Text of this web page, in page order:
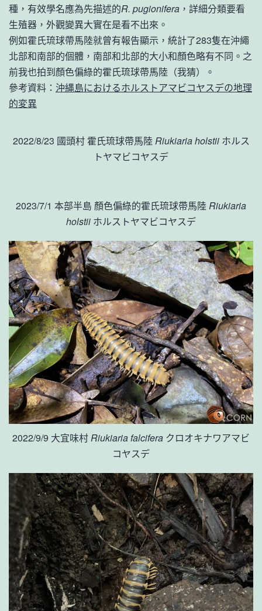
種，有效學名應為先描述的R. pugionifera ，詳細分類要看
生殖器，外觀變異大實在是看不出來。
例如霍氏琉球帶馬陸就曾有報告顯示，統計了283隻在沖繩
北部和南部的個體，南部和北部的大小和顏色略有不同。之
前我也拍到顏色偏綠的霍氏琉球帶馬陸（我猜）。
參考資料： 沖縄島におけるホルストアマビコヤスデの地理
的変異
2022/8/23 國頭村 霍氏琉球帶馬陸Riukiaria holstii ホルス
トヤマビコヤスデ
2023/7/1 本部半島 顏色偏綠的霍氏琉球帶馬陸 Riukiaria
holstii ホルストヤマビコヤスデ
2022/9/9 大宜味村Riukiaria falcifera クロオキナワアマビ
コヤスデ